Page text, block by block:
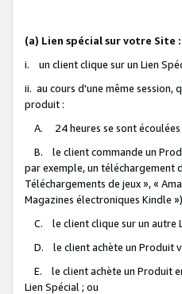
(a) Lien spécial sur votre Site :
i. un client clique sur un Lien
ii. au cours d'une même session,
produit :
A. 24 heures se sont écoulées
B. le client commande un
par exemple, un téléchargement
Téléchargements de jeux », «
Magazines électroniques Kindle
C. le client clique sur un autre
D. le client achète un Produit
E. le client achète un Produit
Lien Spécial ; ou